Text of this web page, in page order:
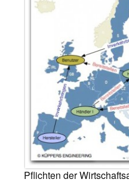
Pflichten der